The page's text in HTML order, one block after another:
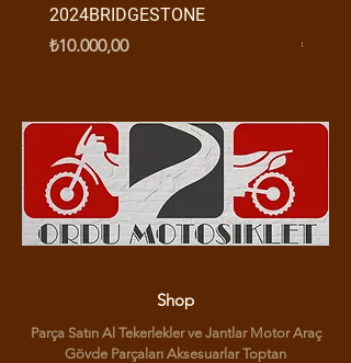
2024BRIDGESTONE
Fiyat
₺10.000,00
Fiyat
₺950,00
Shop
Parça Satın Al Tekerlekler ve Jantlar Motor Araç
Gövde Parçaları Aksesuarlar Toptan